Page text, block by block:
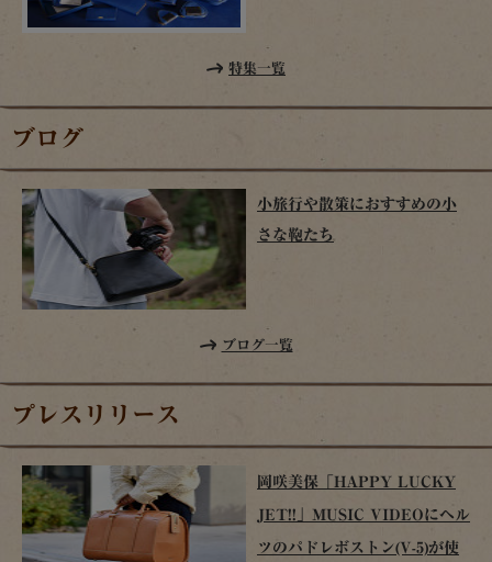
特集一覧
ブログ
小旅行や散策におすすめの小
さな鞄たち
ブログ一覧
プレスリリース
岡咲美保「HAPPY LUCKY
JET!!」MUSIC VIDEOにヘル
ツのパドレボストン(V-5)が使